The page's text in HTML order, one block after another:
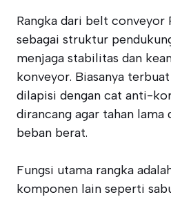
Rangka dari belt conveyor
sebagai struktur
menjaga stabilitas dan
konveyor. Biasanya
dilapisi dengan cat anti-
dirancang agar tahan lama
beban berat.
Fungsi utama rangka
komponen lain seperti